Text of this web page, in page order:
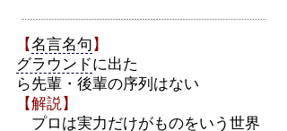
【名言名句 】
グラウンドに出た
ら先輩・後輩の序列はない
【解説】
プロは実力だけがものをいう世界